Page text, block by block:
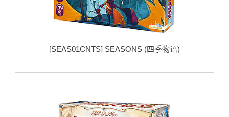
[SEAS01CNTS] SEASONS (四季物语)